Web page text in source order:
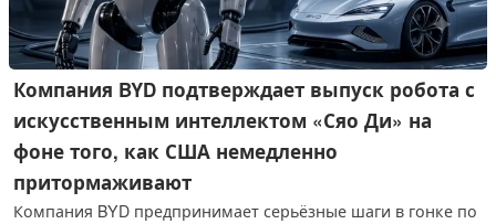
Компания BYD подтверждает выпуск робота с
искусственным интеллектом «Сяо Ди» на
фоне того, как США немедленно
притормаживают
Компания BYD предпринимает серьёзные шаги в гонке по